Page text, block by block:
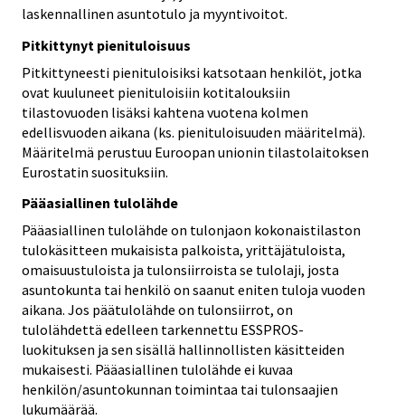
laskennallinen asuntotulo ja myyntivoitot.
Pitkittynyt pienituloisuus
Pitkittyneesti pienituloisiksi katsotaan henkilöt, jotka
ovat kuuluneet pienituloisiin kotitalouksiin
tilastovuoden lisäksi kahtena vuotena kolmen
edellisvuoden aikana (ks. pienituloisuuden määritelmä).
Määritelmä perustuu Euroopan unionin tilastolaitoksen
Eurostatin suosituksiin.
Pääasiallinen tulolähde
Pääasiallinen tulolähde on tulonjaon kokonaistilaston
tulokäsitteen mukaisista palkoista, yrittäjätuloista,
omaisuustuloista ja tulonsiirroista se tulolaji, josta
asuntokunta tai henkilö on saanut eniten tuloja vuoden
aikana. Jos päätulolähde on tulonsiirrot, on
tulolähdettä edelleen tarkennettu ESSPROS-
luokituksen ja sen sisällä hallinnollisten käsitteiden
mukaisesti. Pääasiallinen tulolähde ei kuvaa
henkilön/asuntokunnan toimintaa tai tulonsaajien
lukumäärää.